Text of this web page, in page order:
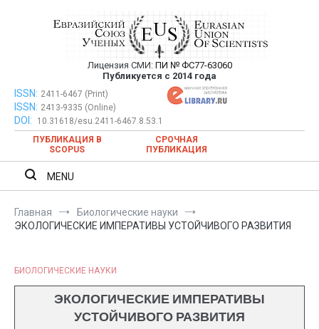
Евразийский Союз Ученых —
публикация научных статей в
ежемесячном научном журнале
Лицензия СМИ: ПИ № ФС77-63060
Публикуется с 2014 года
Евразийский Союз Ученых — публикация научных статей в
ежемесячном научном журнале
ISSN: 2411-6467 (Print)
ISSN: 2413-9335 (Online)
DOI:
10.31618/esu.2411-6467.8.53.1
ПУБЛИКАЦИЯ В
SCOPUS
СРОЧНАЯ
ПУБЛИКАЦИЯ
MENU
Главная
Биологические науки
ЭКОЛОГИЧЕСКИЕ ИМПЕРАТИВЫ УСТОЙЧИВОГО РАЗВИТИЯ
БИОЛОГИЧЕСКИЕ НАУКИ
ЭКОЛОГИЧЕСКИЕ ИМПЕРАТИВЫ
УСТОЙЧИВОГО РАЗВИТИЯ